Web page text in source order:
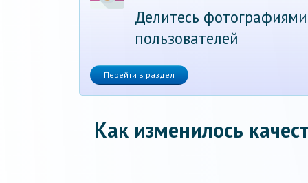
Делитесь
пользователей
Перейти в раздел
Как изменилось